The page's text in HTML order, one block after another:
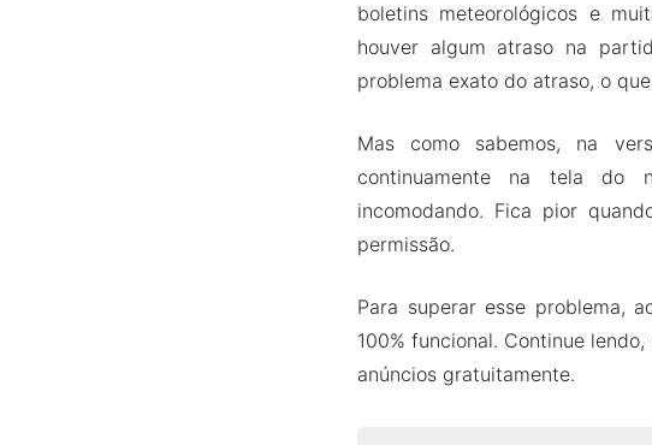
boletins meteorológicos e
houver algum atraso na
problema exato do atraso, o
Mas como sabemos, na
continuamente na tela do
incomodando. Fica pior
permissão.
Para superar esse problema,
100% funcional. Continue
anúncios gratuitamente.